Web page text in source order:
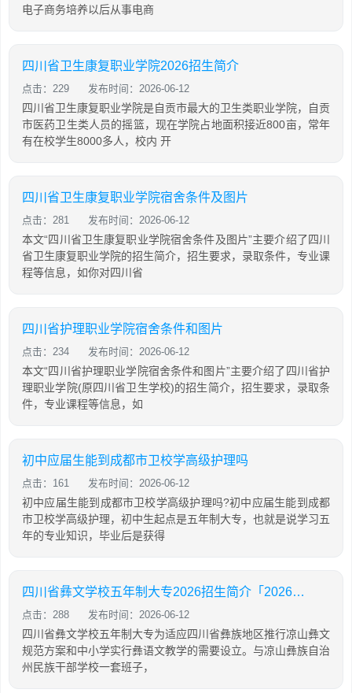
电子商务培养以后从事电商
四川省卫生康复职业学院2026招生简介
点击：229 发布时间：2026-06-12
四川省卫生康复职业学院是自贡市最大的卫生类职业学院，自贡
市医药卫生类人员的摇篮，现在学院占地面积接近800亩，常年
有在校学生8000多人，校内 开
四川省卫生康复职业学院宿舍条件及图片
点击：281 发布时间：2026-06-12
本文“四川省卫生康复职业学院宿舍条件及图片”主要介绍了四川
省卫生康复职业学院的招生简介，招生要求，录取条件，专业课
程等信息，如你对四川省
四川省护理职业学院宿舍条件和图片
点击：234 发布时间：2026-06-12
本文“四川省护理职业学院宿舍条件和图片”主要介绍了四川省护
理职业学院(原四川省卫生学校)的招生简介，招生要求，录取条
件，专业课程等信息，如
初中应届生能到成都市卫校学高级护理吗
点击：161 发布时间：2026-06-12
初中应届生能到成都市卫校学高级护理吗?初中应届生能到成都
市卫校学高级护理，初中生起点是五年制大专，也就是说学习五
年的专业知识，毕业后是获得
四川省彝文学校五年制大专2026招生简介「2026年更新」
点击：288 发布时间：2026-06-12
四川省彝文学校五年制大专为适应四川省彝族地区推行凉山彝文
规范方案和中小学实行彝语文教学的需要设立。与凉山彝族自治
州民族干部学校一套班子，